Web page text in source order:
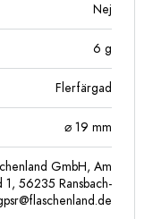
Nej
6 g
Flerfärgad
⌀ 19 mm
GmbH, Am
1, 56235 Ransbach-